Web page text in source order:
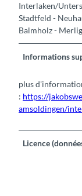
Interlaken/
Stadtfeld -
Balmholz -
Informations
plus
: https://
amsoldingen/
Licence